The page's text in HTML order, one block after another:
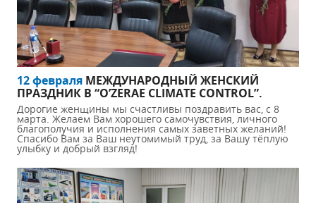
12 февраля МЕЖДУНАРОДНЫЙ ЖЕНСКИЙ
ПРАЗДНИК В “O’ZERAE CLIMATE CONTROL”.
Дорогие женщины мы счастливы поздравить вас, с 8
марта. Желаем Вам хорошего самочувствия, личного
благополучия и исполнения самых заветных желаний!
Спасибо Вам за Ваш неутомимый труд, за Вашу тёплую
улыбку и добрый взгляд!